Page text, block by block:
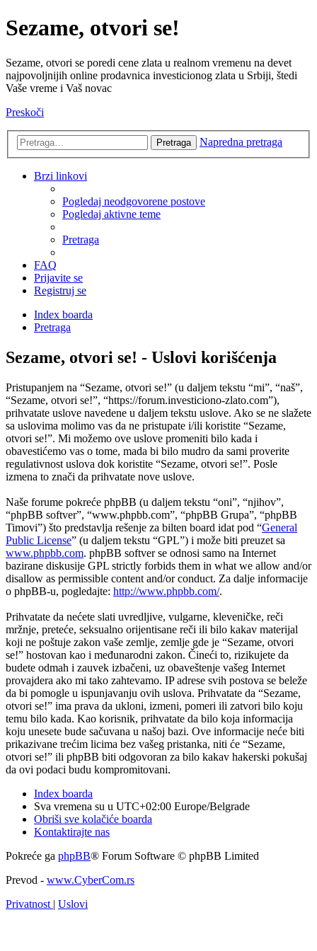
Sezame, otvori se!
Sezame, otvori se poredi cene zlata u realnom vremenu na devet
najpovoljnijih online prodavnica investicionog zlata u Srbiji, štedi
Vaše vreme i Vaš novac
Preskoči
Pretraga Napredna pretraga
Brzi linkovi
Pogledaj neodgovorene postove
Pogledaj aktivne teme
Pretraga
FAQ
Prijavite se
Registruj se
Index boarda
Pretraga
Sezame, otvori se! - Uslovi korišćenja
Pristupanjem na “Sezame, otvori se!” (u daljem tekstu “mi”, “naš”,
“Sezame, otvori se!”, “https://forum.investiciono-zlato.com”),
prihvatate uslove navedene u daljem tekstu uslove. Ako se ne slažete
sa uslovima molimo vas da ne pristupate i/ili koristite “Sezame,
otvori se!”. Mi možemo ove uslove promeniti bilo kada i
obavestićemo vas o tome, mada bi bilo mudro da sami proverite
regulativnost uslova dok koristite “Sezame, otvori se!”. Posle
izmena to znači da prihvatate nove uslove.
Naše forume pokreće phpBB (u daljem tekstu “oni”, “njihov”,
“phpBB softver”, “www.phpbb.com”, “phpBB Grupa”, “phpBB
Timovi”) što predstavlja rešenje za bilten board idat pod “General
Public License” (u daljem tekstu “GPL”) i može biti preuzet sa
www.phpbb.com. phpBB softver se odnosi samo na Internet
bazirane diskusije GPL strictly forbids them in what we allow and/or
disallow as permissible content and/or conduct. Za dalje informacije
o phpBB-u, pogledajte: http://www.phpbb.com/.
Prihvatate da nećete slati uvredljive, vulgarne, kleveničke, reči
mržnje, preteće, seksualno orijentisane reči ili bilo kakav materijal
koji ne poštuje zakon vaše zemlje, zemlje gde je “Sezame, otvori
se!” hostovan kao i međunarodni zakon. Čineći to, rizikujete da
budete odmah i zauvek izbačeni, uz obaveštenje vašeg Internet
provajdera ako mi tako zahtevamo. IP adrese svih postova se beleže
da bi pomogle u ispunjavanju ovih uslova. Prihvatate da “Sezame,
otvori se!” ima prava da ukloni, izmeni, pomeri ili zatvori bilo koju
temu bilo kada. Kao korisnik, prihvatate da bilo koja informacija
koju unesete bude sačuvana u našoj bazi. Ove informacije neće biti
prikazivane trećim licima bez vašeg pristanka, niti će “Sezame,
otvori se!” ili phpBB biti odgovoran za bilo kakav hakerski pokušaj
da ovi podaci budu kompromitovani.
Index boarda
Sva vremena su u UTC+02:00 Europe/Belgrade
Obriši sve kolačiće boarda
Kontaktirajte nas
Pokreće ga phpBB® Forum Software © phpBB Limited
Prevod - www.CyberCom.rs
Privatnost | Uslovi